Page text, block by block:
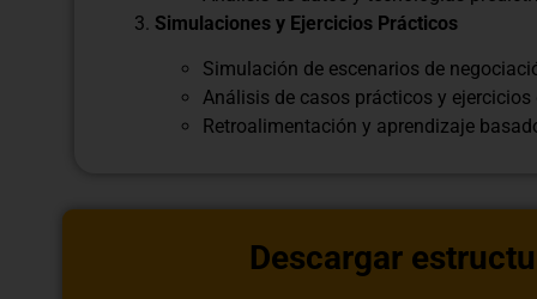
Simulaciones y Ejercicios Prácticos
Simulación de escenarios de
Análisis de casos prácticos y ejercicios
Retroalimentación y aprendizaje
Descargar